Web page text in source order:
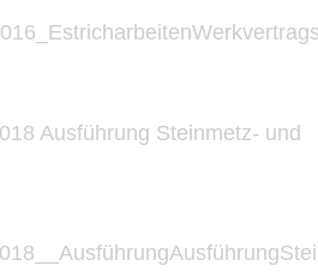
Ausführung Steinmetz- und